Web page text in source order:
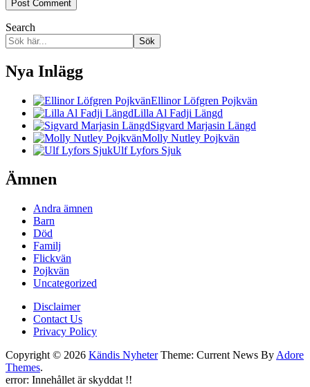
Search
Sök
Nya Inlägg
Ellinor Löfgren Pojkvän
Lilla Al Fadji Längd
Sigvard Marjasin Längd
Molly Nutley Pojkvän
Ulf Lyfors Sjuk
Ämnen
Andra ämnen
Barn
Död
Familj
Flickvän
Pojkvän
Uncategorized
Disclaimer
Contact Us
Privacy Policy
Copyright © 2026 Kändis NyheterTheme: Current News By Adore
Themes.
error: Innehållet är skyddat !!